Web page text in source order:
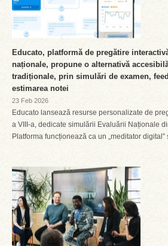
Educato, platformă de pregătire
naționale, propune o alternativă
tradiționale, prin simulări de examen,
estimarea notei
23 Feb 2026
Educato lansează resurse personalizate de
a VIII-a, dedicate simulării Evaluării Naționale
Platforma funcționează ca un „meditator digital”